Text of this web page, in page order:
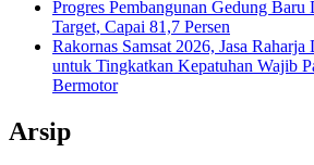
Progres Pembangunan Gedung
Target, Capai 81,7 Persen
Rakornas Samsat 2026, Jasa
untuk Tingkatkan Kepatuhan Wajib
Bermotor
Arsip